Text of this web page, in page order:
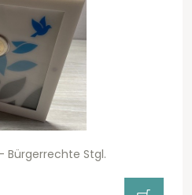
Bürgerrechte Stgl.